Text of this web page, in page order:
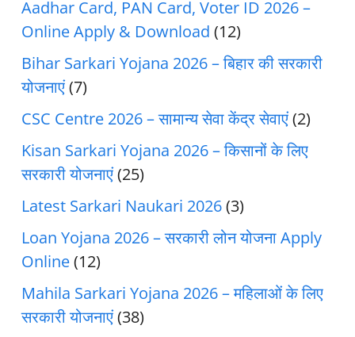
Aadhar Card, PAN Card, Voter ID 2026 –
Online Apply & Download (12)
Bihar Sarkari Yojana 2026 – बिहार की सरकारी
योजनाएं(7)
CSC Centre 2026 – सामान्य सेवा केंद्र सेवाएं(2)
Kisan Sarkari Yojana 2026 – किसानों के लिए
सरकारी योजनाएं(25)
Latest Sarkari Naukari 2026(3)
Loan Yojana 2026 – सरकारी लोन योजना Apply
Online(12)
Mahila Sarkari Yojana 2026 – महिलाओं के लिए
सरकारी योजनाएं(38)